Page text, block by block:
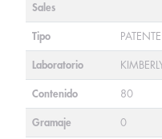
Sales
Tipo PATENTE
Laboratorio
Contenido 80
Gramaje 0